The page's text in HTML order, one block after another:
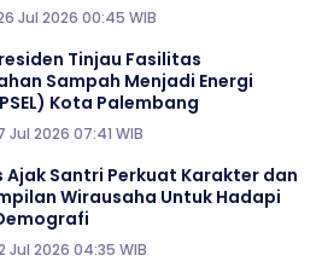
Jul 2026 00:45 WIB
Tinjau Fasilitas
Sampah Menjadi Energi
Kota Palembang
Jul 2026 07:41 WIB
Ajak Santri Perkuat Karakter dan
Wirausaha Untuk Hadapi
Jul 2026 04:35 WIB